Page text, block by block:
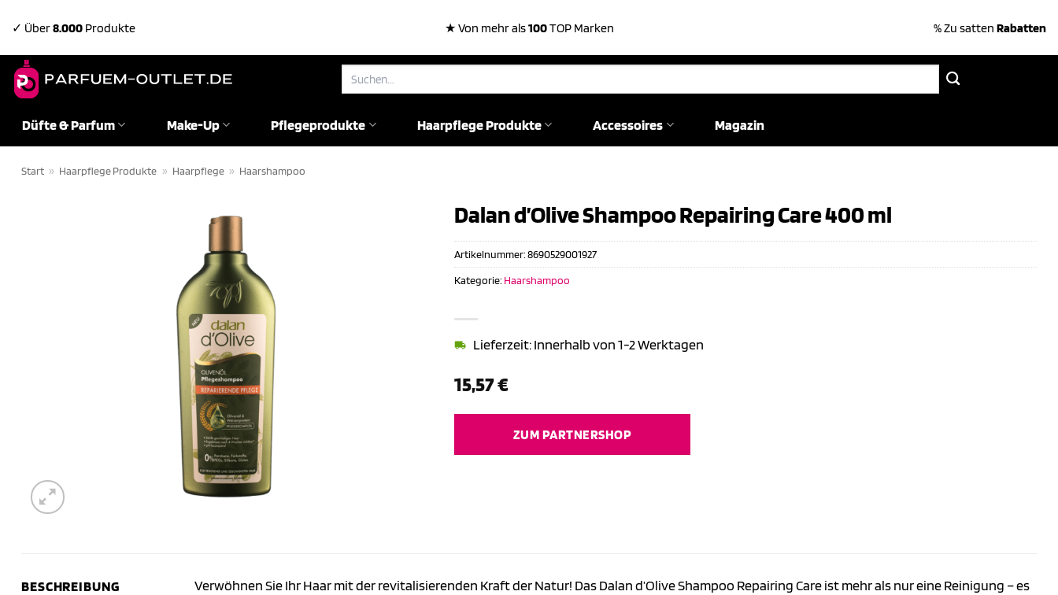
Inhalt
springen
✓ Über8.000 Produkte ★ Von mehr als100TOP Marken % Zu satten Rabatten
Suchen
Düfte & Parfum Make-Up Pflegeprodukte Haarpflege Produkte Accessoires Magazin
Start » Haarpflege Produkte » Haarpflege » Haarshampoo
Dalan d’Olive Shampoo Repairing Care 400 ml
15,57€
Lieferzeit: Innerhalb von 1-2 Werktagen
ZUM PARTNERSHOP
Artikelnummer:8690529001927
Kategorie: Haarshampoo
BESCHREIBUNG
Verwöhnen Sie Ihr Haar mit der revitalisierenden Kraft der Natur! Das Dalan d’Olive Shampoo Repairing Care ist mehr als nur eine Reinigung – es